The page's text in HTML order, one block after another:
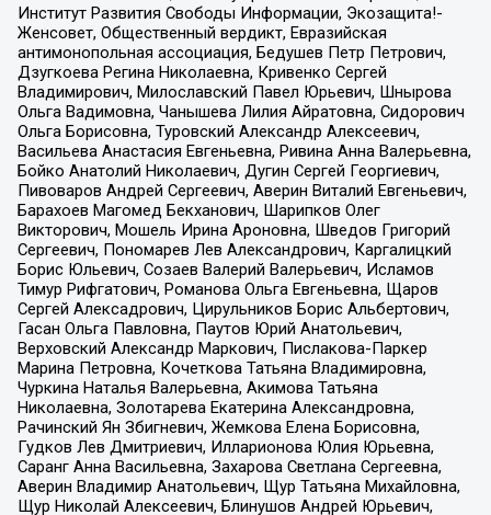
Институт Развития Свободы Информации, Экозащита!-
Женсовет, Общественный вердикт, Евразийская
антимонопольная ассоциация, Бедушев Петр Петрович,
Дзугкоева Регина Николаевна, Кривенко Сергей
Владимирович, Милославский Павел Юрьевич, Шнырова
Ольга Вадимовна, Чанышева Лилия Айратовна, Сидорович
Ольга Борисовна, Туровский Александр Алексеевич,
Васильева Анастасия Евгеньевна, Ривина Анна Валерьевна,
Бойко Анатолий Николаевич, Дугин Сергей Георгиевич,
Пивоваров Андрей Сергеевич, Аверин Виталий Евгеньевич,
Барахоев Магомед Бекханович, Шарипков Олег
Викторович, Мошель Ирина Ароновна, Шведов Григорий
Сергеевич, Пономарев Лев Александрович, Каргалицкий
Борис Юльевич, Созаев Валерий Валерьевич, Исламов
Тимур Рифгатович, Романова Ольга Евгеньевна, Щаров
Сергей Алексадрович, Цирульников Борис Альбертович,
Гасан Ольга Павловна, Паутов Юрий Анатольевич,
Верховский Александр Маркович, Пислакова-Паркер
Марина Петровна, Кочеткова Татьяна Владимировна,
Чуркина Наталья Валерьевна, Акимова Татьяна
Николаевна, Золотарева Екатерина Александровна,
Рачинский Ян Збигневич, Жемкова Елена Борисовна,
Гудков Лев Дмитриевич, Илларионова Юлия Юрьевна,
Саранг Анна Васильевна, Захарова Светлана Сергеевна,
Аверин Владимир Анатольевич, Щур Татьяна Михайловна,
Щур Николай Алексеевич, Блинушов Андрей Юрьевич,